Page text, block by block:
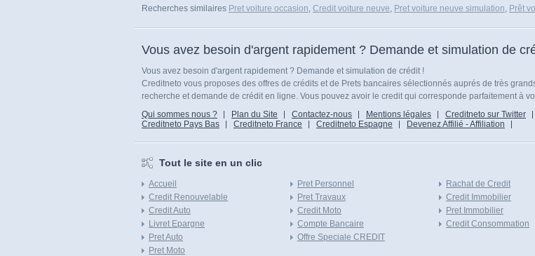
Recherches similaires Pret voiture occasion, Credit voiture neuve, Pret voiture neuve simulation, Prêt
Vous avez besoin d'argent rapidement ? Demande et simulation de
Vous avez besoin d'argent rapidement ? Demande et simulation de crédit !
Creditneto vous proposes des offres de crédits et de Prets bancaires sélectionnés auprés de très
recherche et demande de crédit en ligne. Vous pouvez avoir le credit qui corresponde parfaitement à
Qui sommes nous ?
Plan du Site Contactez-nous Mentions légales Creditneto sur Twitter
Creditneto Pays Bas
Creditneto France Creditneto Espagne Devenez Affilié - Affiliation
Tout le site en un clic
Accueil
Credit Renouvelable
Credit Auto
Livret Epargne
Pret Auto
Pret Moto
Pret Personnel
Pret Travaux
Credit Moto
Compte Bancaire
Offre Speciale CREDIT
Rachat de Credit
Credit Immobilier
Pret Immobilier
Credit Consommation